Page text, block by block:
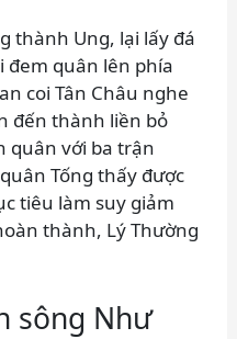
thành Ung, lại lấy đá
đem quân lên phía
coi Tân Châu nghe
đến thành liền bỏ
quân với ba trận
Tống thấy được
tiêu làm suy giảm
thành, Lý Thường
sông Như